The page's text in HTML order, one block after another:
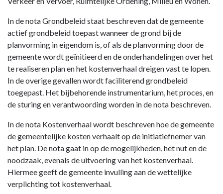
Inleiding
In de nota Grondbeleid staat beschreven dat de gemeente
actief grondbeleid toepast wanneer de grond bij de
planvorming in eigendom is, of als de planvorming door de
gemeente wordt geïnitieerd en de onderhandelingen over het
te realiseren plan en het kostenverhaal dreigen vast te lopen.
In de overige gevallen wordt faciliterend grondbeleid
toegepast. Het bijbehorende instrumentarium, het proces, en
de sturing en verantwoording worden in de nota beschreven.
In de nota Kostenverhaal wordt beschreven hoe de gemeente
de gemeentelijke kosten verhaalt op de initiatiefnemer van
het plan. De nota gaat in op de mogelijkheden, het nut en de
noodzaak, evenals de uitvoering van het kostenverhaal.
Hiermee geeft de gemeente invulling aan de wettelijke
verplichting tot kostenverhaal.